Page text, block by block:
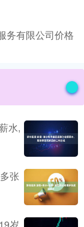
务有限公司价格
水,
张
岁